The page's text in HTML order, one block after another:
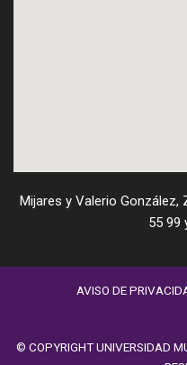
Mijares y Valerio
55 99
AVISO DE
© COPYRIGHT UNIVERSIDAD